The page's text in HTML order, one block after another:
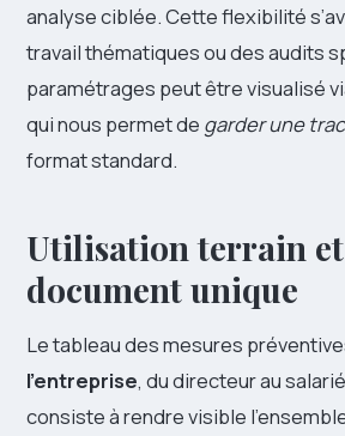
analyse ciblée. Cette flexibilité
travail thématiques ou des audits
paramétrages peut être visualisé
qui nous permet de garder une
format standard.
Utilisation terrain
document unique
Le tableau des mesures
l’entreprise, du directeur au
consiste à rendre visible